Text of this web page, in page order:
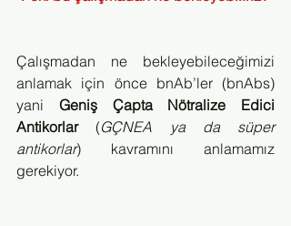
Çalışmadan ne bekleyebileceğimizi
anlamak için önce bnAb’ler (bnAbs)
yani Geniş Çapta Nötralize Edici
Antikorlar (GÇNEA ya da süper
antikorlar) kavramını anlamamız
gerekiyor.